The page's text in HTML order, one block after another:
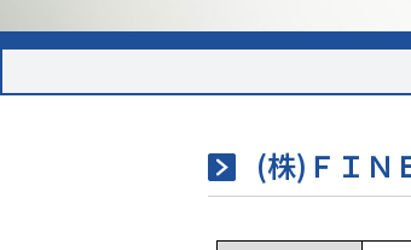
(株)ＦＩＮ